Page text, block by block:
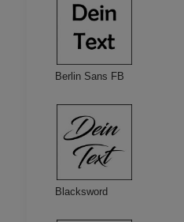
Berlin Sans FB
Blacksword